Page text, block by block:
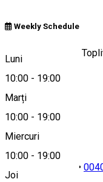
Weekly Schedule
Luni
10:00 - 19:00
Marți
10:00 - 19:00
Miercuri
10:00 - 19:00
Joi
Strada Vilelor, FN,
Hartă
•